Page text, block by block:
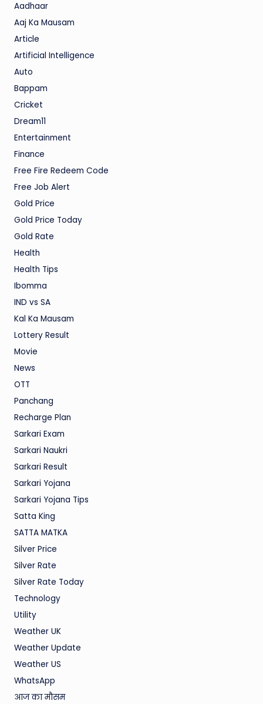
Aadhaar
Aaj Ka Mausam
Article
Artificial Intelligence
Auto
Bappam
Cricket
Dream11
Entertainment
Finance
Free Fire Redeem Code
Free Job Alert
Gold Price
Gold Price Today
Gold Rate
Health
Health Tips
Ibomma
IND vs SA
Kal Ka Mausam
Lottery Result
Movie
News
OTT
Panchang
Recharge Plan
Sarkari Exam
Sarkari Naukri
Sarkari Result
Sarkari Yojana
Sarkari Yojana Tips
Satta King
SATTA MATKA
Silver Price
Silver Rate
Silver Rate Today
Technology
Utility
Weather UK
Weather Update
Weather US
WhatsApp
आज का मौसम